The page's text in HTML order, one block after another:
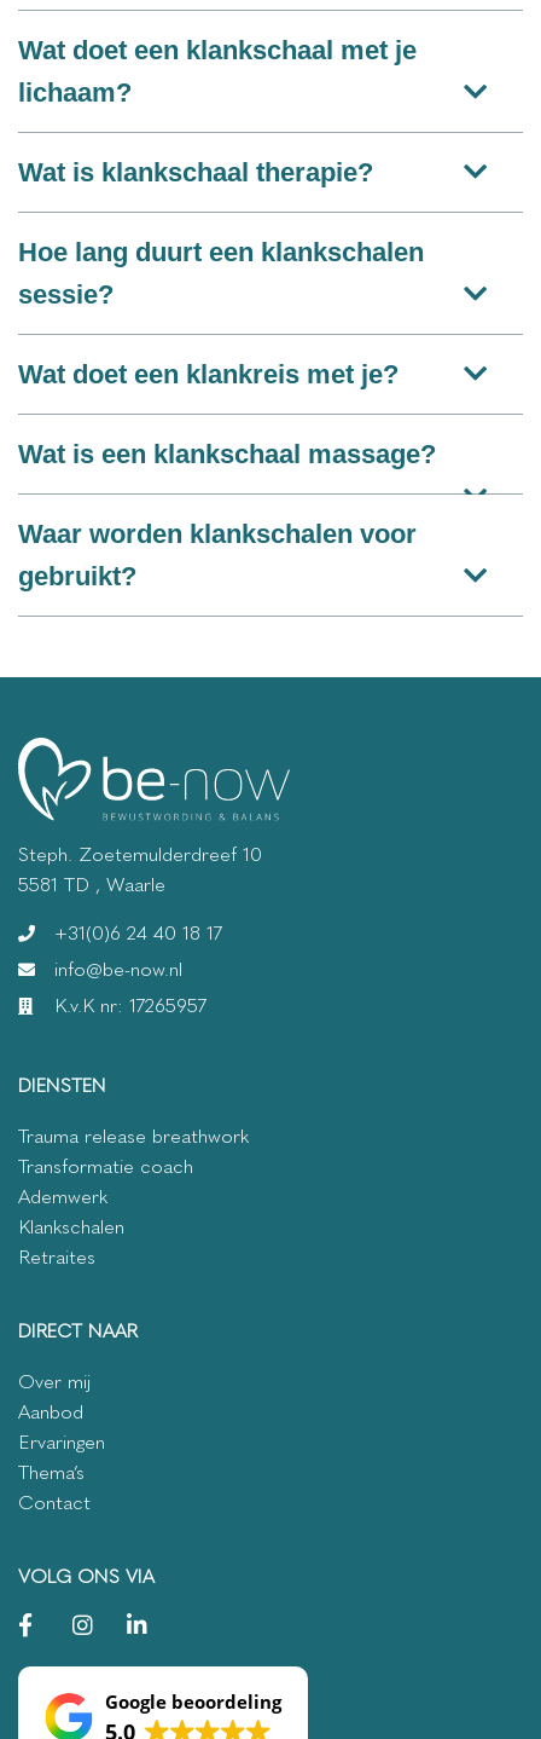
Wat doet een klankschaal met je
lichaam?
Wat is klankschaal therapie?
Hoe lang duurt een klankschalen
sessie?
Wat doet een klankreis met je?
Wat is een klankschaal massage?
Waar worden klankschalen voor
gebruikt?
Steph. Zoetemulderdreef 10
5581 TD , Waarle
+31(0)6 24 40 18 17
info@be-now.nl
K.v.K nr: 17265957
DIENSTEN
Trauma release breathwork
Transformatie coach
Ademwerk
Klankschalen
Retraites
DIRECT NAAR
Over mij
Aanbod
Ervaringen
Thema’s
Contact
VOLG ONS VIA
Google beoordeling
5.0